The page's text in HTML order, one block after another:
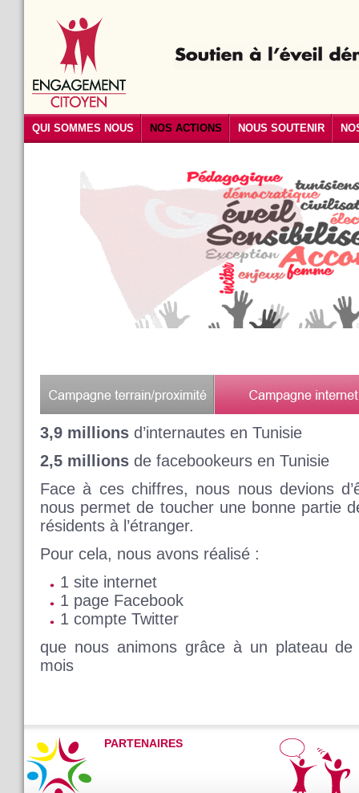
QUI SOMMES NOUS NOS ACTIONS NOUS SOUTENIR
3,9 millions d’internautes en Tunisie
2,5 millions de facebookeurs en Tunisie
Face à ces chiffres, nous nous devions
nous permet de toucher une bonne partie
résidents à l’étranger.
Pour cela, nous avons réalisé :
1 site internet
1 page Facebook
1 compte Twitter
que nous animons grâce à un plateau
mois
PARTENAIRES